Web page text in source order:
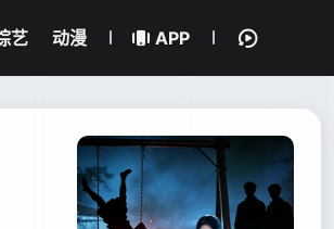
艺 动漫 APP